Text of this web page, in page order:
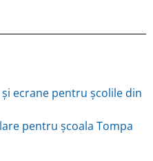
ecrane pentru școlile din
pentru școala Tompa